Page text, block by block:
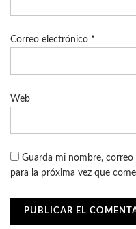
Correo electrónico *
Web
Guarda mi nombre,
para la próxima vez que